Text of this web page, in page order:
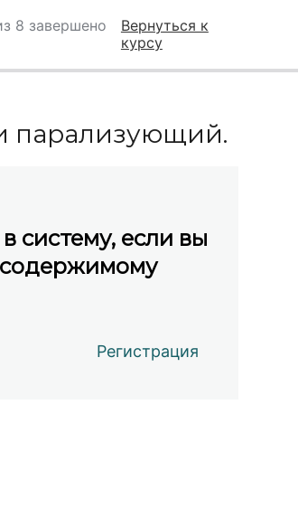
8 завершено
Вернуться к
курсу
парализующий.
систему, если вы
содержимому
Регистрация